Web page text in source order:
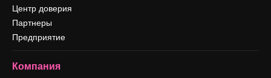
Центр доверия
Партнеры
Предприятие
Компания